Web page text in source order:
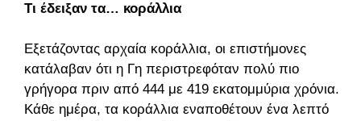
Τι έδειξαν τα… κοράλλια
Εξετάζοντας αρχαία κοράλλια, οι επιστήμονες
κατάλαβαν ότι η Γη περιστρεφόταν πολύ πιο
γρήγορα πριν από 444 με 419 εκατομμύρια χρόνια.
Κάθε ημέρα, τα κοράλλια εναποθέτουν ένα λεπτό